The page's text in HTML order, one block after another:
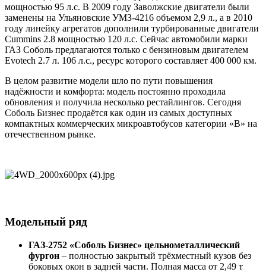
мощностью 95 л.с. В 2009 году Заволжские двигатели были
заменены на Ульяновские УМЗ-4216 объемом 2,9 л., а в 2010
году линейку агрегатов дополнили турбированные двигатели
Cummins 2.8 мощностью 120 л.с. Сейчас автомобили марки
ГАЗ Соболь предлагаются только с бензиновым двигателем
Evotech 2.7 л. 106 л.с., ресурс которого составляет 400 000 км.
В целом развитие модели шло по пути повышения
надёжности и комфорта: модель постоянно проходила
обновления и получила несколько рестайлингов. Сегодня
Соболь Бизнес продаётся как один из самых доступных
компактных коммерческих микроавтобусов категории «B» на
отечественном рынке.
Модельный ряд
ГАЗ-2752 «Соболь Бизнес» цельнометаллический
фургон – полностью закрытый трёхместный кузов без
боковых окон в задней части. Полная масса от 2,49 т